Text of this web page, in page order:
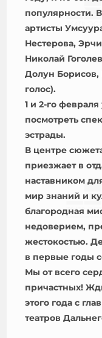
популярности.
артисты
Нестерова,
Николай
Долун Борисов,
голос).
1 и 2-го
посмотреть
эстрады.
В центре
приезжает в
наставником
мир знаний и
благородная
недоверием,
жестокостью.
в первые годы
Мы от всего
причастных!
этого года с
театров